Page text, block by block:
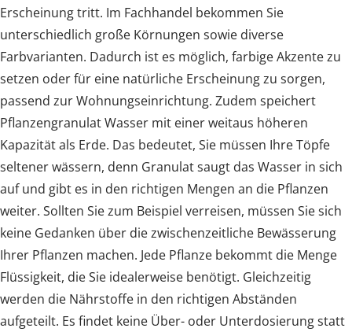
Erscheinung tritt. Im Fachhandel bekommen Sie
unterschiedlich große Körnungen sowie diverse
Farbvarianten. Dadurch ist es möglich, farbige Akzente zu
setzen oder für eine natürliche Erscheinung zu sorgen,
passend zur Wohnungseinrichtung. Zudem speichert
Pflanzengranulat Wasser mit einer weitaus höheren
Kapazität als Erde. Das bedeutet, Sie müssen Ihre Töpfe
seltener wässern, denn Granulat saugt das Wasser in sich
auf und gibt es in den richtigen Mengen an die Pflanzen
weiter. Sollten Sie zum Beispiel verreisen, müssen Sie sich
keine Gedanken über die zwischenzeitliche Bewässerung
Ihrer Pflanzen machen. Jede Pflanze bekommt die Menge
Flüssigkeit, die Sie idealerweise benötigt. Gleichzeitig
werden die Nährstoffe in den richtigen Abständen
aufgeteilt. Es findet keine Über- oder Unterdosierung statt